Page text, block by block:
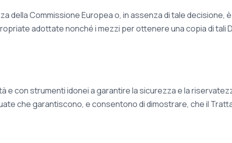
della Commissione Europea o, in assenza di tale decisione,
adottate nonché i mezzi per ottenere una copia di tali
con strumenti idonei a garantire la sicurezza e la
che garantiscono, e consentono di dimostrare, che il